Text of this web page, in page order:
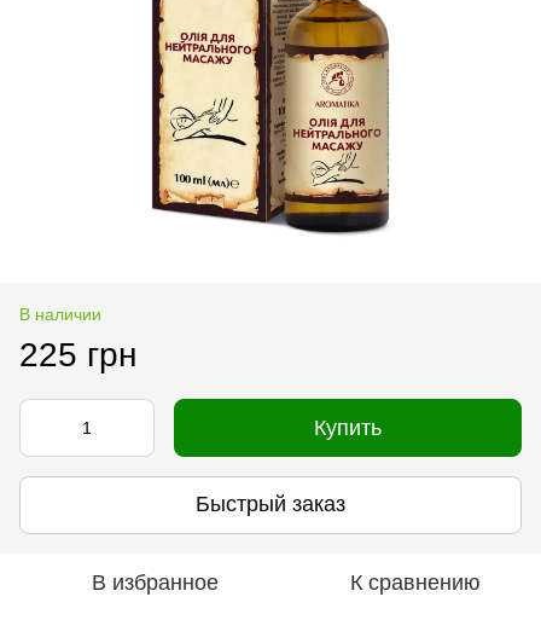
В наличии
225 грн
Купить
Быстрый заказ
В избранное К сравнению